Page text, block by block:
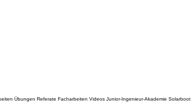
Übungen Referate Facharbeiten Videos Junior-Ingenieur-Akademie Solarboot